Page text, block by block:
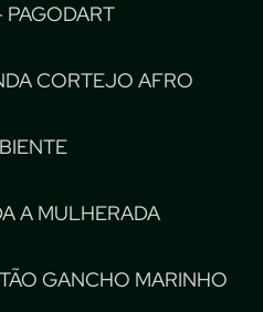
PAGODART
CORTEJO AFRO
A MULHERADA
GANCHO MARINHO